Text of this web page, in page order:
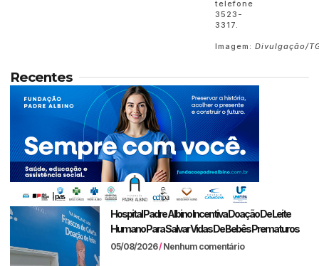
telefone
3523-
3317.
Imagem:Divulgação/
Recentes
Hospital Padre Albino Incentiva Doação De Leite
Humano Para Salvar Vidas De Bebês Prematuros
05/08/2026 Nenhum comentário